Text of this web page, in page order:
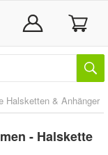
Halsketten & Anhänger
- Halskette